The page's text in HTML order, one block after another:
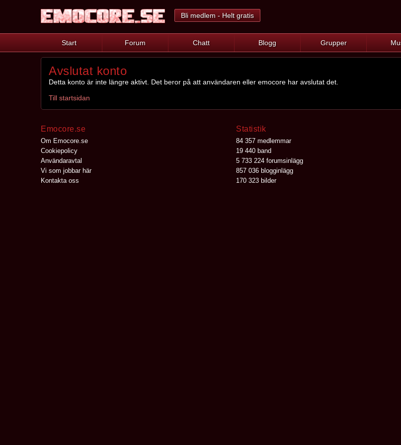
Bli medlem - Helt gratis
Start Forum Chatt Blogg Grupper
Avslutat konto
Detta konto är inte längre aktivt. Det beror på att användaren eller emocore har avslutat det.
Till startsidan
Emocore.se
Om Emocore.se
Cookiepolicy
Användaravtal
Vi som jobbar här
Kontakta oss
Statistik
84 357 medlemmar
19 440 band
5 733 224 forumsinlägg
857 036 blogginlägg
170 323 bilder